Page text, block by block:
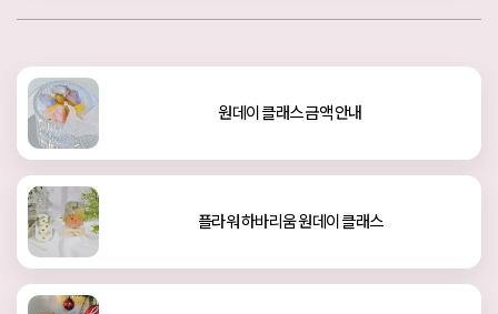
원데이 클래스 금액 안내
플라워 하바리움 원데이 클래스